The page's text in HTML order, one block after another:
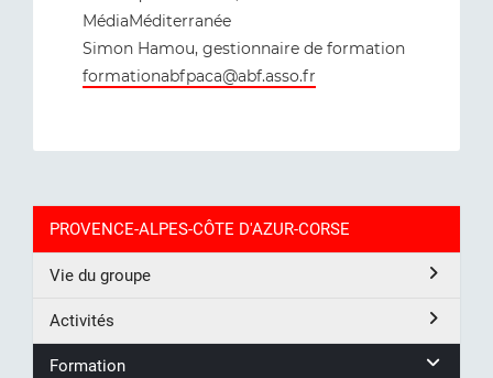
MédiaMéditerranée
Simon Hamou, gestionnaire de formation
formationabfpaca@abf.asso.fr
PROVENCE-ALPES-CÔTE D'AZUR-CORSE
Vie du groupe
Activités
Formation